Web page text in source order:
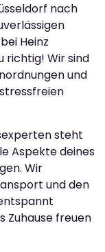
nach
Heinz
richtig! Wir sind
und
steht
Aspekte deines
Wir
und den
Zuhause freuen